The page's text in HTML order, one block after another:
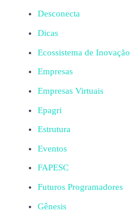
Desconecta
Dicas
Ecossistema de Inovação
Empresas
Empresas Virtuais
Epagri
Estrutura
Eventos
FAPESC
Futuros Programadores
Gênesis